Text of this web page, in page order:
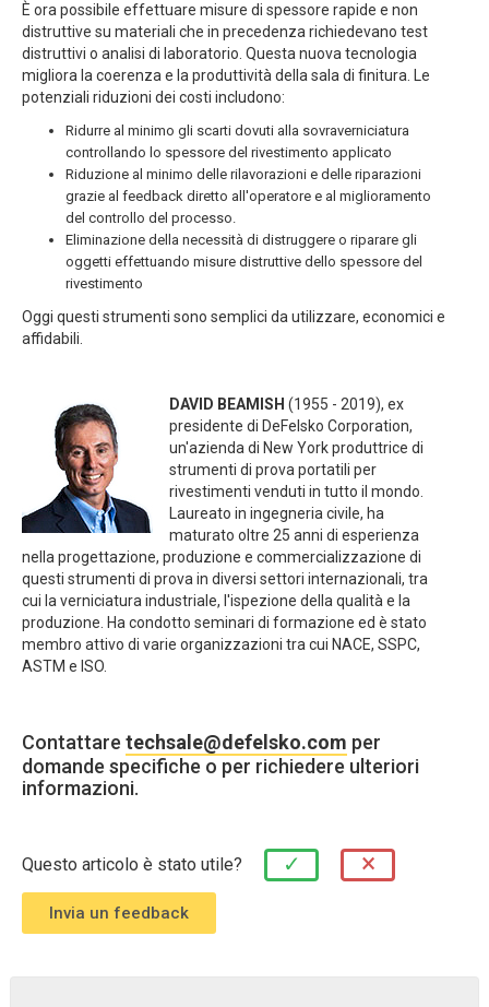
È ora possibile effettuare misure di spessore rapide e non
distruttive su materiali che in precedenza richiedevano test
distruttivi o analisi di laboratorio. Questa nuova tecnologia
migliora la coerenza e la produttività della sala di finitura. Le
potenziali riduzioni dei costi includono:
Ridurre al minimo gli scarti dovuti alla sovraverniciatura
controllando lo spessore del rivestimento applicato
Riduzione al minimo delle rilavorazioni e delle riparazioni
grazie al feedback diretto all'operatore e al miglioramento
del controllo del processo.
Eliminazione della necessità di distruggere o riparare gli
oggetti effettuando misure distruttive dello spessore del
rivestimento
Oggi questi strumenti sono semplici da utilizzare, economici e
affidabili.
DAVID BEAMISH (1955 - 2019), ex
presidente di DeFelsko Corporation,
un'azienda di New York produttrice di
strumenti di prova portatili per
rivestimenti venduti in tutto il mondo.
Laureato in ingegneria civile, ha
maturato oltre 25 anni di esperienza
nella progettazione, produzione e commercializzazione di
questi strumenti di prova in diversi settori internazionali, tra
cui la verniciatura industriale, l'ispezione della qualità e la
produzione. Ha condotto seminari di formazione ed è stato
membro attivo di varie organizzazioni tra cui NACE, SSPC,
ASTM e ISO.
Contattare techsale@defelsko.com per
domande specifiche o per richiedere ulteriori
informazioni.
Questo articolo è stato utile? ✓ ×